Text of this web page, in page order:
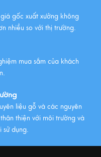
gốc xuất xưởng không
nhiều so với thị trường.
mua sắm của khách
liệu gỗ và các nguyên
thiện với môi trường và
sử dụng.